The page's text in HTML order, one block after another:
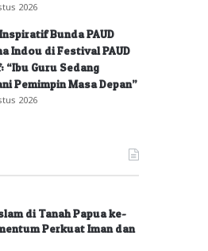
2026
Bunda PAUD
Indou di Festival PAUD
“Ibu Guru Sedang
Pemimpin Masa Depan”
2026
di Tanah Papua ke-
Perkuat Iman dan